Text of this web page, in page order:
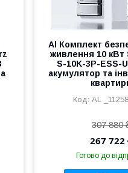
Al Комплект
живлення 10 кВт
S-10K-3Р-ESS-
акумулятор та
AL
307 880
267 722
Готово до